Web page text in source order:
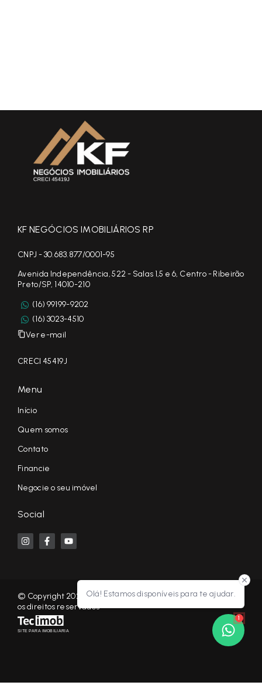
Olá! Estamos disponíveis para te ajudar.
1
KF NEGÓCIOS IMOBILIÁRIOS RP
CNPJ - 30.683.877/0001-95
Avenida Independência, 522 - Salas 1,5 e 6, Centro - Ribeirão
Preto/SP, 14010-210
(16) 99199-9202
(16) 3023-4510
Ver e-mail
CRECI 45419J
Menu
Início
Quem somos
Contato
Financie
Negocie o seu imóvel
Social
© Copyright 2026 - KF NEGÓCIOS IMOBILIÁRIOS RP - Todos
os direitos reservados
SITE PARA IMOBILIARIA